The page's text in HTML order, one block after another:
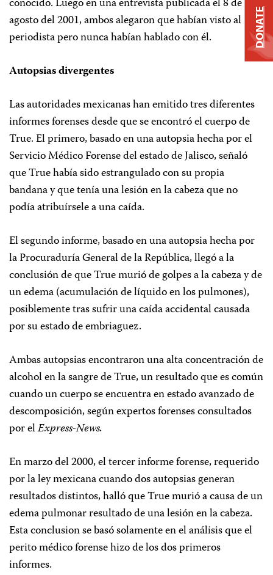
conocido. Luego en una entrevista publicada el 8 de
agosto del 2001, ambos alegaron que habían visto al
periodista pero nunca habían hablado con él.
Autopsias divergentes
Las autoridades mexicanas han emitido tres diferentes
informes forenses desde que se encontró el cuerpo de
True. El primero, basado en una autopsia hecha por el
Servicio Médico Forense del estado de Jalisco, señaló
que True había sido estrangulado con su propia
bandana y que tenía una lesión en la cabeza que no
podía atribuírsele a una caída.
El segundo informe, basado en una autopsia hecha por
la Procuraduría General de la República, llegó a la
conclusión de que True murió de golpes a la cabeza y de
un edema (acumulación de líquido en los pulmones),
posiblemente tras sufrir una caída accidental causada
por su estado de embriaguez.
Ambas autopsias encontraron una alta concentración de
alcohol en la sangre de True, un resultado que es común
cuando un cuerpo se encuentra en estado avanzado de
descomposición, según expertos forenses consultados
por elExpress-News.
En marzo del 2000, el tercer informe forense, requerido
por la ley mexicana cuando dos autopsias generan
resultados distintos, halló que True murió a causa de un
edema pulmonar resultado de una lesión en la cabeza.
Esta conclusion se basó solamente en el análisis que el
perito médico forense hizo de los dos primeros
informes.
DONATE